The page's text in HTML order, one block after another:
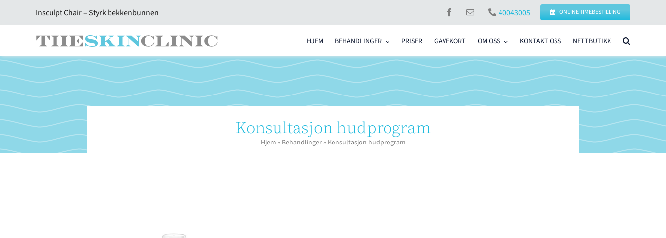
Insculpt Chair – Styrk bekkenbunnen 40043005 ONLINE TIMEBESTILLING
HJEM BEHANDLINGER PRISER GAVEKORT OM OSS KONTAKT OSS NETTBUTIKK
Konsultasjon hudprogram
Hjem » Behandlinger» Konsultasjon hudprogram